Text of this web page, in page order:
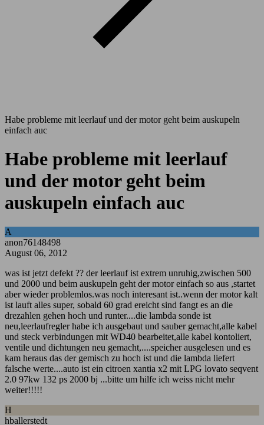
Habe probleme mit leerlauf und der motor geht beim auskupeln
einfach auc
Habe probleme mit leerlauf
und der motor geht beim
auskupeln einfach auc
A
anon76148498
August 06, 2012
was ist jetzt defekt ?? der leerlauf ist extrem unruhig,zwischen 500
und 2000 und beim auskupeln geht der motor einfach so aus ,startet
aber wieder problemlos.was noch interesant ist..wenn der motor kalt
ist lauft alles super, sobald 60 grad ereicht sind fangt es an die
drezahlen gehen hoch und runter....die lambda sonde ist
neu,leerlaufregler habe ich ausgebaut und sauber gemacht,alle kabel
und steck verbindungen mit WD40 bearbeitet,alle kabel kontoliert,
ventile und dichtungen neu gemacht,....speicher ausgelesen und es
kam heraus das der gemisch zu hoch ist und die lambda liefert
falsche werte....auto ist ein citroen xantia x2 mit LPG lovato seqvent
2.0 97kw 132 ps 2000 bj ...bitte um hilfe ich weiss nicht mehr
weiter!!!!!
H
hballerstedt